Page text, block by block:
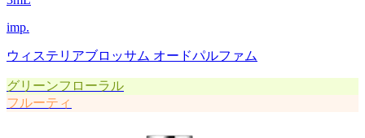
imp.
ウィステリアブロッサム オードパルファム
グリーンフローラル
フルーティ